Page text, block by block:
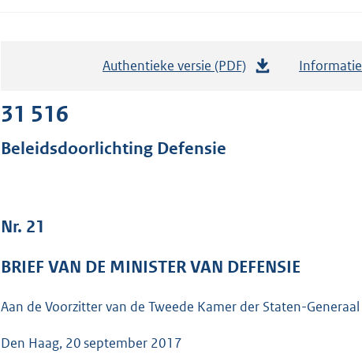
Authentieke versie (PDF)
r
o
Informatie
31 516
Beleidsdoorlichting Defensie
Nr. 21
BRIEF VAN DE MINISTER VAN DEFENSIE
Aan de Voorzitter van de Tweede Kamer der Staten-Generaal
Den Haag, 20 september 2017